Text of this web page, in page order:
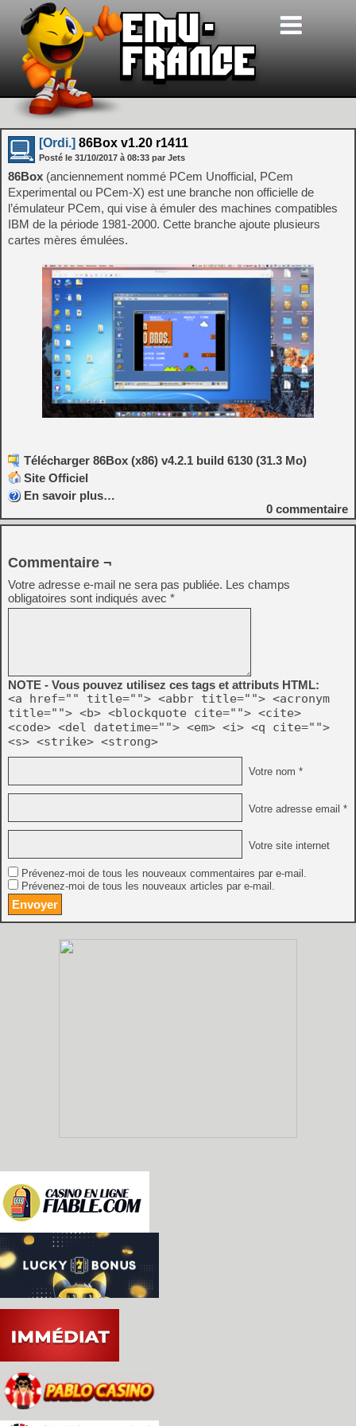
[Ordi.] 86Box v1.20 r1411
Posté le 31/10/2017 à 08:33 par Jets
86Box (anciennement nommé PCem Unofficial, PCem
Experimental ou PCem-X) est une branche non officielle de
l’émulateur PCem, qui vise à émuler des machines compatibles
IBM de la période 1981-2000. Cette branche ajoute plusieurs
cartes mères émulées.
Télécharger 86Box (x86) v4.2.1 build 6130 (31.3 Mo)
Site Officiel
En savoir plus…
0 commentaire
Commentaire ¬
Votre adresse e-mail ne sera pas publiée. Les champs
obligatoires sont indiqués avec *
NOTE - Vous pouvez utilisez ces tags et attributs HTML:
<a href="" title=""> <abbr title=""> <acronym
title=""> <b> <blockquote cite=""> <cite>
<code> <del datetime=""> <em> <i> <q cite="">
<s> <strike> <strong>
Votre nom *
Votre adresse email *
Votre site internet
Prévenez-moi de tous les nouveaux commentaires par e-mail.
Prévenez-moi de tous les nouveaux articles par e-mail.